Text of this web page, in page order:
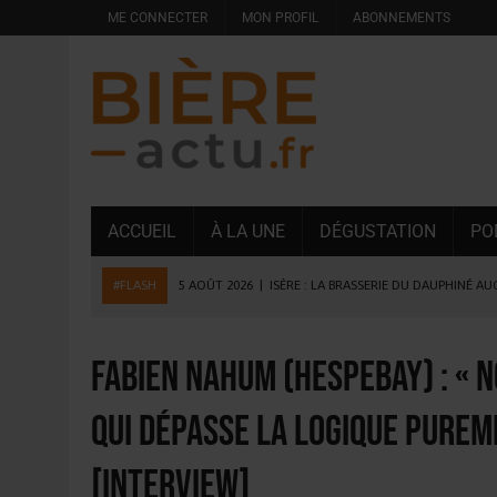
ME CONNECTER MON PROFIL ABONNEMENTS
ACCUEIL À LA UNE DÉGUSTATION
#FLASH 5 AOÛT 2026 ISÈRE : LA BRASSERIE DU DAUPHINÉ
4 AOÛT 2026 LA GÉNÉRATION Z ET LA MODÉRATION
3 AOÛT 2026 | CONSOMMATION : LA VISION DU GROUPE
31 JUILLET 2026 | PODCAST – BRASSERIE SAINTE COLOMBE, 30
7 AOÛT 2026 | LA GRANDE RÉSERVE 2026 CÉLÈBRE LES 70 ANS DE
Fabien Nahum (Hespebay) : «
qui dépasse la logique
[INTERVIEW]